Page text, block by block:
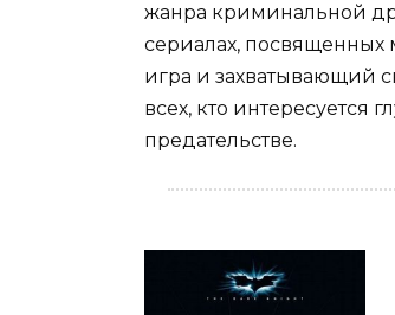
жанра криминальной
сериалах,
игра и захватывающий
всех, кто
предательстве.